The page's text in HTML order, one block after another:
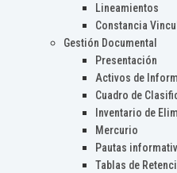
Lineamientos
Constancia
Gestión Documental
Presentación
Activos de
Cuadro de
Inventario de
Mercurio
Pautas
Tablas de